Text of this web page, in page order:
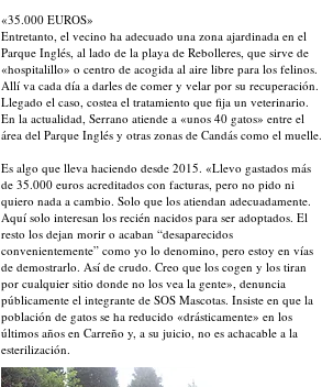
«35.000 EUROS»
Entretanto, el vecino ha adecuado una zona ajardinada en el
Parque Inglés, al lado de la playa de Rebolleres, que sirve de
«hospitalillo» o centro de acogida al aire libre para los felinos.
Allí va cada día a darles de comer y velar por su recuperación.
Llegado el caso, costea el tratamiento que fija un veterinario.
En la actualidad, Serrano atiende a «unos 40 gatos» entre el
área del Parque Inglés y otras zonas de Candás como el muelle.
Es algo que lleva haciendo desde 2015. «Llevo gastados más
de 35.000 euros acreditados con facturas, pero no pido ni
quiero nada a cambio. Solo que los atiendan adecuadamente.
Aquí solo interesan los recién nacidos para ser adoptados. El
resto los dejan morir o acaban “desaparecidos
convenientemente” como yo lo denomino, pero estoy en vías
de demostrarlo. Así de crudo. Creo que los cogen y los tiran
por cualquier sitio donde no los vea la gente», denuncia
públicamente el integrante de SOS Mascotas. Insiste en que la
población de gatos se ha reducido «drásticamente» en los
últimos años en Carreño y, a su juicio, no es achacable a la
esterilización.